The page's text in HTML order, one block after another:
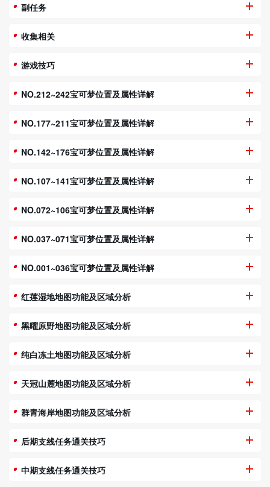
副任务
收集相关
游戏技巧
NO.212~242宝可梦位置及属性详解
NO.177~211宝可梦位置及属性详解
NO.142~176宝可梦位置及属性详解
NO.107~141宝可梦位置及属性详解
NO.072~106宝可梦位置及属性详解
NO.037~071宝可梦位置及属性详解
NO.001~036宝可梦位置及属性详解
红莲湿地地图功能及区域分析
黑曜原野地图功能及区域分析
纯白冻土地图功能及区域分析
天冠山麓地图功能及区域分析
群青海岸地图功能及区域分析
后期支线任务通关技巧
中期支线任务通关技巧